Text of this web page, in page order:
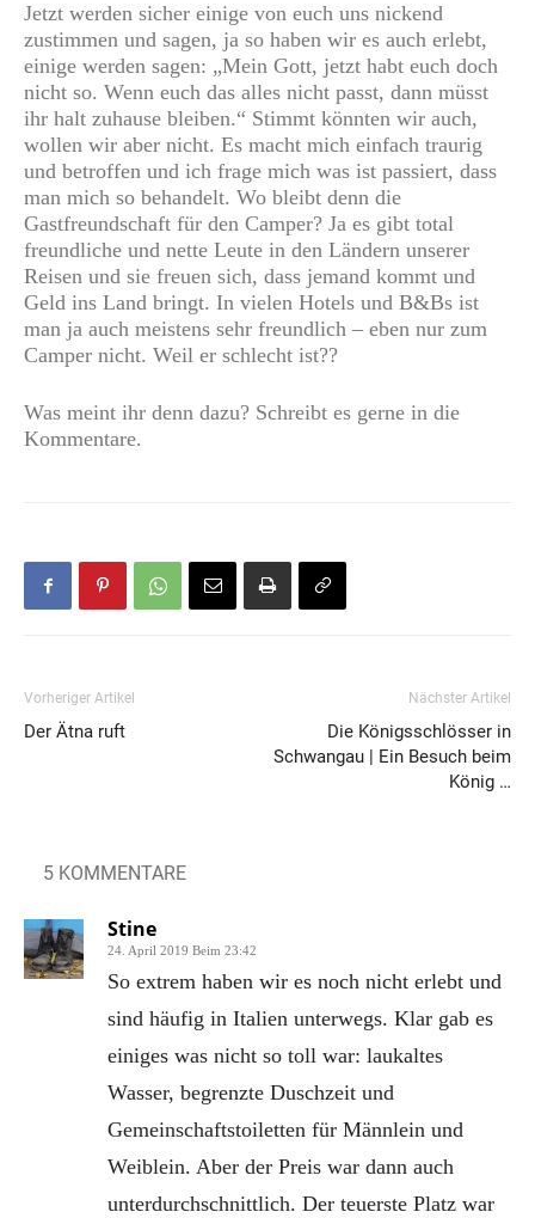
Jetzt werden sicher einige von euch uns nickend
zustimmen und sagen, ja so haben wir es auch erlebt,
einige werden sagen: „Mein Gott, jetzt habt euch doch
nicht so. Wenn euch das alles nicht passt, dann müsst
ihr halt zuhause bleiben.“ Stimmt könnten wir auch,
wollen wir aber nicht. Es macht mich einfach traurig
und betroffen und ich frage mich was ist passiert, dass
man mich so behandelt. Wo bleibt denn die
Gastfreundschaft für den Camper? Ja es gibt total
freundliche und nette Leute in den Ländern unserer
Reisen und sie freuen sich, dass jemand kommt und
Geld ins Land bringt. In vielen Hotels und B&Bs ist
man ja auch meistens sehr freundlich – eben nur zum
Camper nicht. Weil er schlecht ist??
Was meint ihr denn dazu? Schreibt es gerne in die
Kommentare.
Vorheriger Artikel
Der Ätna ruft
Nächster Artikel
Die Königsschlösser in
Schwangau | Ein Besuch beim
König …
5 KOMMENTARE
Stine
24. April 2019 Beim 23:42
So extrem haben wir es noch nicht erlebt und
sind häufig in Italien unterwegs. Klar gab es
einiges was nicht so toll war: laukaltes
Wasser, begrenzte Duschzeit und
Gemeinschaftstoiletten für Männlein und
Weiblein. Aber der Preis war dann auch
unterdurchschnittlich. Der teuerste Platz war